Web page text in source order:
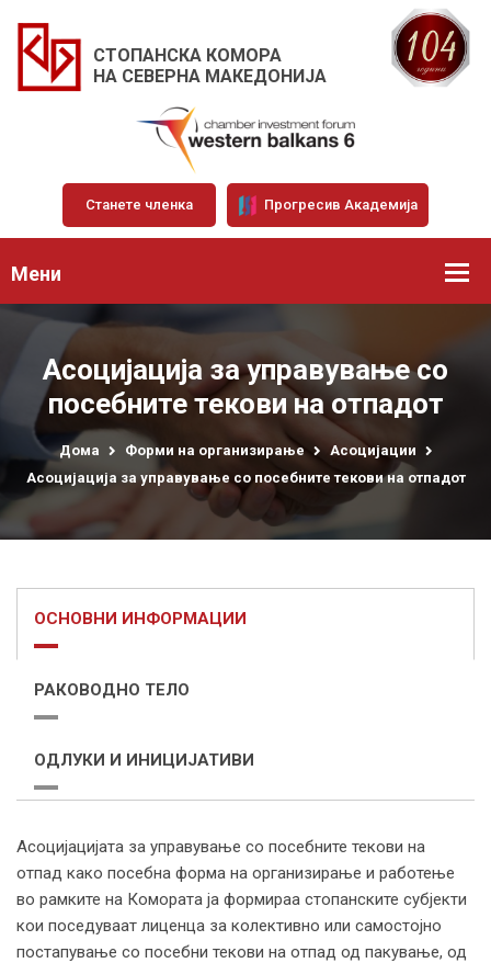
СТОПАНСКА КОМОРА
НА СЕВЕРНА МАКЕДОНИЈА
Станете членка Прогресив Академија
Мени
Асоцијација за управување со
посебните текови на отпадот
Дома Форми на организирање
Асоцијации
Асоцијација за управување со посебните текови на отпадот
ОСНОВНИ ИНФОРМАЦИИ
РАКОВОДНО ТЕЛО
ОДЛУКИ И ИНИЦИЈАТИВИ
Асоцијацијата за управување со посебните текови на
отпад како посебна форма на организирање и работење
во рамките на Комората ја формираа стопанските субјекти
кои поседуваат лиценца за колективно или самостојно
постапување со посебни текови на отпад од пакување, од